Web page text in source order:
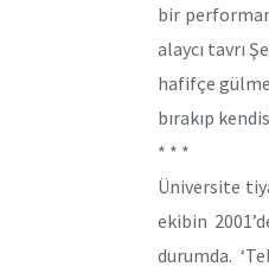
bir
alaycı tavrı
hafifçe
bırakıp
* * *
Üniversite
ekibin
durumda.